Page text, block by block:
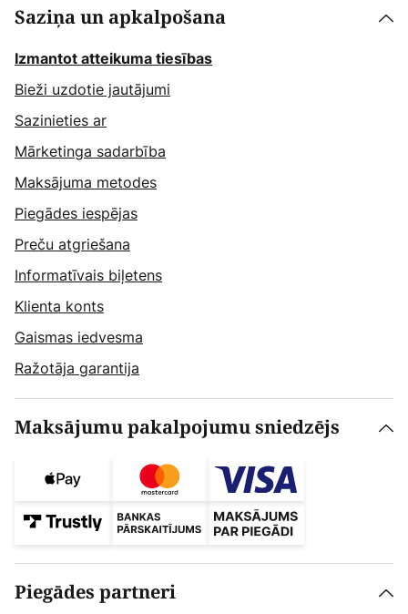
Saziņa un apkalpošana
Izmantot atteikuma tiesības
Bieži uzdotie jautājumi
Sazinieties ar
Mārketinga sadarbība
Maksājuma metodes
Piegādes iespējas
Preču atgriešana
Informatīvais biļetens
Klienta konts
Gaismas iedvesma
Ražotāja garantija
Maksājumu pakalpojumu sniedzējs
Piegādes partneri